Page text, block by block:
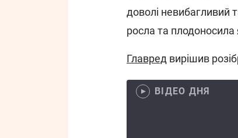
доволі невибагливий
росла та
Главред вирішив
ВІДЕО ДНЯ